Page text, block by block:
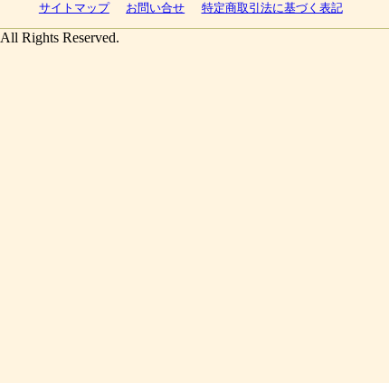
サイトマップ お問い合せ 特定商取引法に基づく表記
All Rights Reserved.